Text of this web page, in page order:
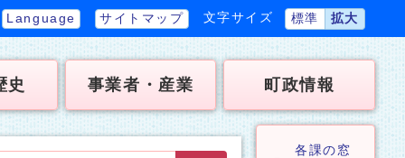
Language サイトマップ 文字サイズ 標準 拡大
史 事業者・産業 町政情報
各課の窓